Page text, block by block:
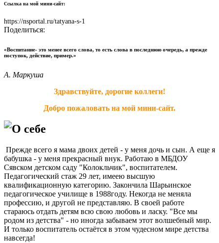
Ссылка на мой мини-сайт:
https://nsportal.ru/tatyana-s-1
Поделиться:
«Воспитание- это менее всего слова, то есть слова в последнюю очередь, а прежде
поступок, действие, пример.»
А. Маркуша
Здравствуйте, дорогие коллеги!
Добро пожаловать на мой мини-сайт.
О себе
Прежде всего я мама двоих детей - у меня дочь и сын. А еще я
бабушка - у меня прекрасный внук. Работаю в МБДОУ
Сявском детском саду "Колокльчик", воспитателем.
Педагогический стаж 29 лет, имеею высшую
квалификационную категорию. Закончила Шарьинское
педагогическое училище в 1988году. Некогда не меняла
профессию, и другой не представляю. В своей работе
стараюсь отдать детям всю свою любовь и ласку. "Все мы
родом из детства" - но иногда забываем этот волшебный мир.
И только воспитатель остаётся в этом чудесном мире детства
навсегда!